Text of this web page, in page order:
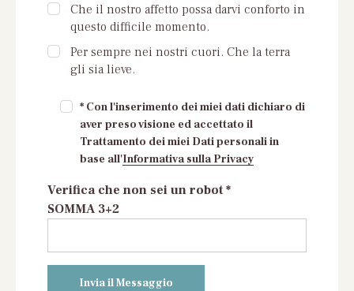
Che il nostro affetto possa darvi conforto in
questo difficile momento.
Per sempre nei nostri cuori. Che la terra
gli sia lieve.
* Con l'inserimento dei miei dati dichiaro di
aver preso visione ed accettato il
Trattamento dei miei Dati personali in
base all'Informativa sulla Privacy
Verifica che non sei un robot *
SOMMA 3+2